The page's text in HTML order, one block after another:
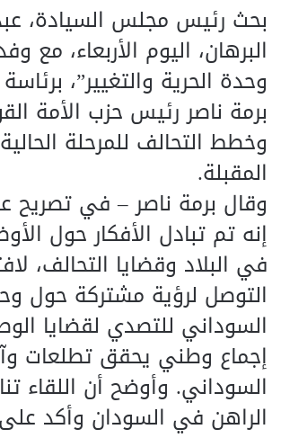
بحث رئيس مجلس السيادة،
البرهان، اليوم الأربعاء، مع
وحدة الحرية والتغيير”،
برمة ناصر رئيس حزب الأمة
وخطط التحالف للمرحلة
المقبلة.
وقال برمة ناصر – في تصريح
إنه تم تبادل الأفكار حول
في البلاد وقضايا التحالف،
التوصل لرؤية مشتركة حول
السوداني للتصدي لقضايا
إجماع وطني يحقق تطلعات
السوداني. وأوضح أن اللقاء
الراهن في السودان وأكد